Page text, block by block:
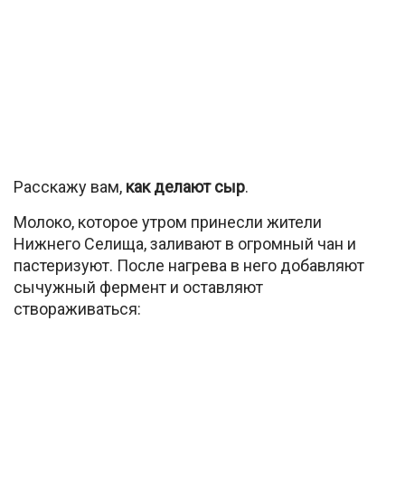
Расскажу вам, как делают сыр.
Молоко, которое утром принесли жители
Нижнего Селища, заливают в огромный чан и
пастеризуют. После нагрева в него добавляют
сычужный фермент и оставляют
створаживаться: